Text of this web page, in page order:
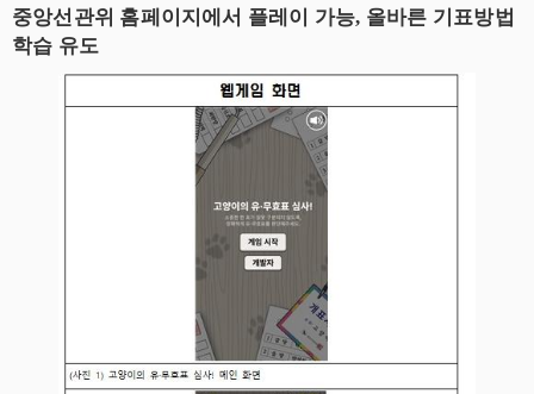
중앙선관위 홈페이지에서 플레이 가능, 올바른 기표방법
학습 유도